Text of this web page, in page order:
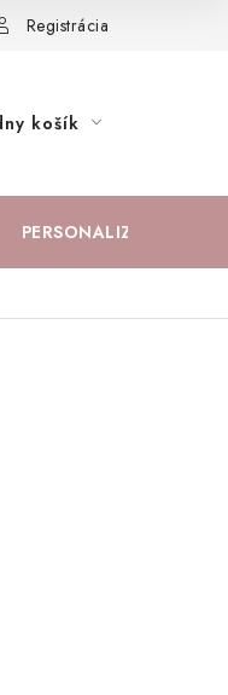
zoznam obľúbených
Registrácia
košík
PERSONALIZOVANÉ